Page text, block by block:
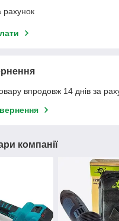
впродовж 14 днів за
компанії